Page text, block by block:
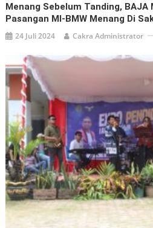
Menang Sebelum Tanding, BAJA
Pasangan MI-BMW Menang Di
24 Juli 2024 Cakra Administrator